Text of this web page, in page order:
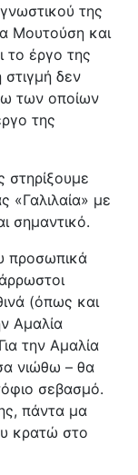
της
Μουτούση και
το έργο της
στιγμή δεν
των οποίων
της
«Γαλιλαία» με
σημαντικό.
προσωπικά
(όπως και
Αμαλία
την Αμαλία
νιώθω – θα
σεβασμό.
πάντα μα
κρατώ στο